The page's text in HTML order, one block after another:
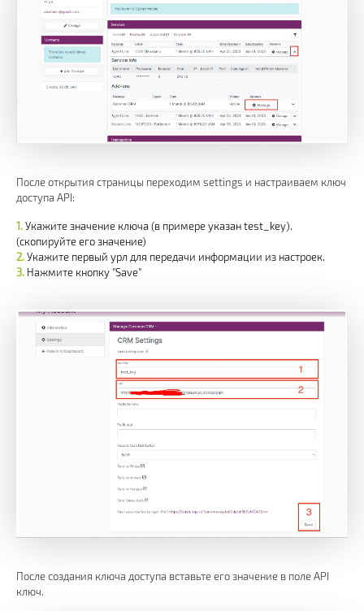
После открытия страницы переходим settings и настраиваем ключ
доступа API:
Укажите значение ключа (в примере указан test_key).
(скопируйте его значение)
Укажите первый урл для передачи информации из настроек.
Нажмите кнопку "Save"
После создания ключа доступа вставьте его значение в поле API
ключ.